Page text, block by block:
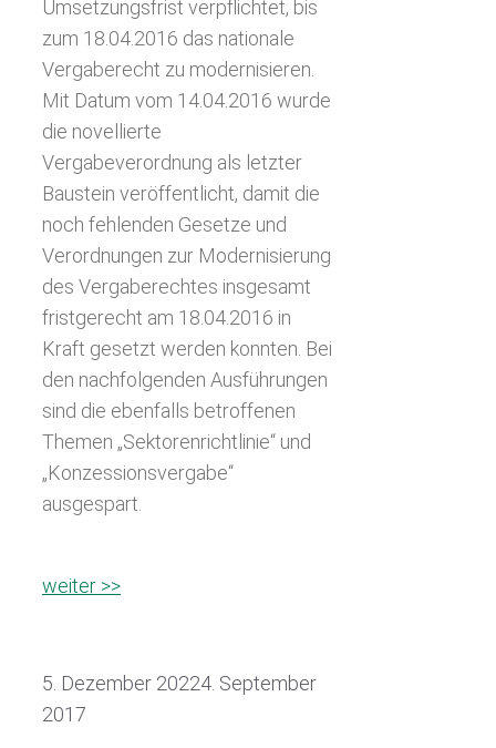
Umsetzungsfrist verpflichtet, bis
zum 18.04.2016 das nationale
Vergaberecht zu modernisieren.
Mit Datum vom 14.04.2016 wurde
die novellierte
Vergabeverordnung als letzter
Baustein veröffentlicht, damit die
noch fehlenden Gesetze und
Verordnungen zur Modernisierung
des Vergaberechtes insgesamt
fristgerecht am 18.04.2016 in
Kraft gesetzt werden konnten. Bei
den nachfolgenden Ausführungen
sind die ebenfalls betroffenen
Themen „Sektorenrichtlinie“ und
„Konzessionsvergabe“
ausgespart.
weiter >>
5. Dezember 20224. September
2017